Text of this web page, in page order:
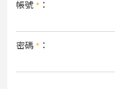
帳號 * ：
密碼 * ：